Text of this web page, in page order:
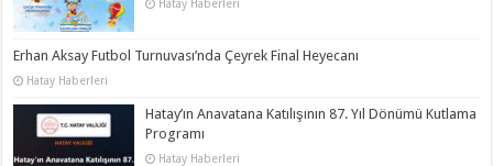
Hatay Haberleri
Erhan Aksay Futbol Turnuvası’nda Çeyrek Final Heyecanı
Hatay Haberleri
Hatay’ın Anavatana Katılışının 87. Yıl Dönümü Kutlama
Programı
Hatay Haberleri